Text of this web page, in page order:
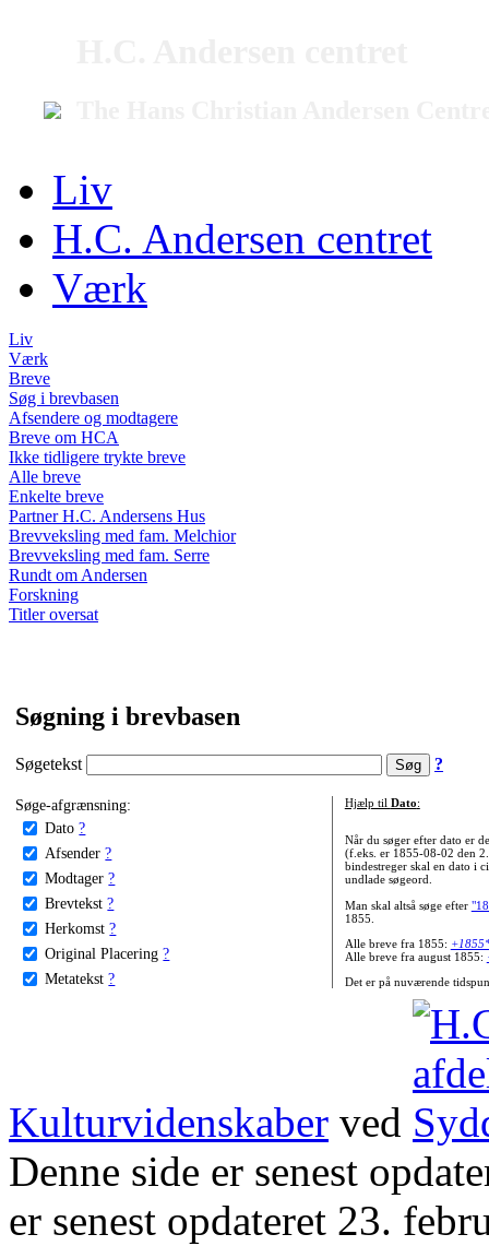
Liv
H.C. Andersen centret
Værk
Liv
Værk
Breve
Søg i brevbasen
Afsendere og modtagere
Breve om HCA
Ikke tidligere trykte breve
Alle breve
Enkelte breve
Partner H.C. Andersens Hus
Brevveksling med fam. Melchior
Brevveksling med fam. Serre
Rundt om Andersen
Forskning
Titler oversat
Søgning i brevbasen
Søgetekst ?
Søge-afgrænsning:
Dato ?
Afsender ?
Modtager ?
Brevtekst ?
Herkomst ?
Original Placering ?
Metatekst ?
Hjælp til Dato:
Når du søger efter dato er
(f.eks. er 1855-08-02 den
bindestreger skal en dato i
undlade søgeord.
Man skal altså søge efter
1855.
Alle breve fra 1855:
Alle breve fra august 1855:
Det er på nuværende
Kulturvidenskaber ved
Denne side er senest
er senest opdateret 23.